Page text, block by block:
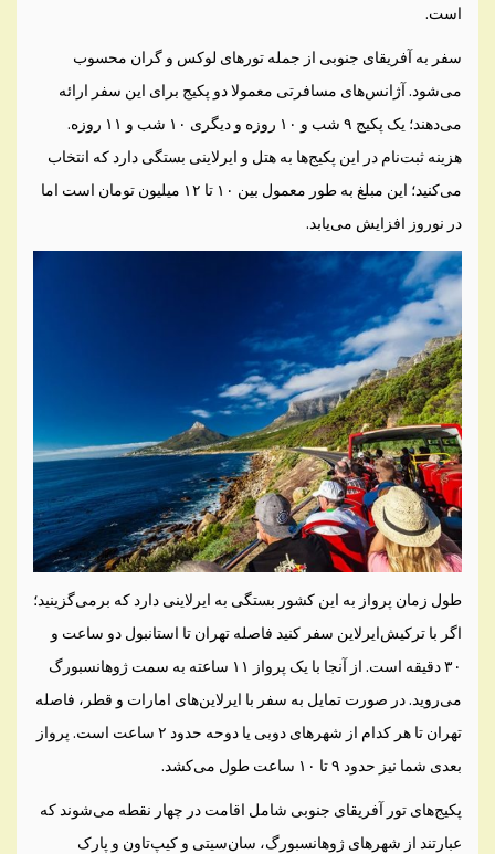
است.
سفر به آفریقای جنوبی از جمله تورهای لوکس و گران محسوب
می‌شود. آژانس‌های مسافرتی معمولا دو پکیج برای این سفر ارائه
می‌دهند؛ یک پکیج ۹ شب و ۱۰ روزه و دیگری ۱۰ شب و ۱۱ روزه.
هزینه ثبت‌نام در این پکیج‌ها به هتل و ایرلاینی بستگی دارد که انتخاب
می‌کنید؛ این مبلغ به طور معمول بین ۱۰ تا ۱۲ میلیون تومان است اما
در نوروز افزایش می‌یابد.
طول زمان پرواز به این کشور بستگی به ایرلاینی دارد که برمی‌گزینید؛
اگر با ترکیش‌ایرلاین سفر کنید فاصله تهران تا استانبول دو ساعت و
۳۰ دقیقه است. از آنجا با یک پرواز ۱۱ ساعته به سمت ژوهانسبورگ
می‌روید. در صورت تمایل به سفر با ایرلاین‌های امارات و قطر، فاصله
تهران تا هر کدام از شهرهای دوبی یا دوحه حدود ۲ ساعت است. پرواز
بعدی شما نیز حدود ۹ تا ۱۰ ساعت طول می‌کشد.
پکیج‌های تور آفریقای جنوبی شامل اقامت در چهار نقطه می‌شوند که
عبارتند از شهرهای ژوهانسبورگ، سان‌سیتی و کیپ‌تاون و پارک